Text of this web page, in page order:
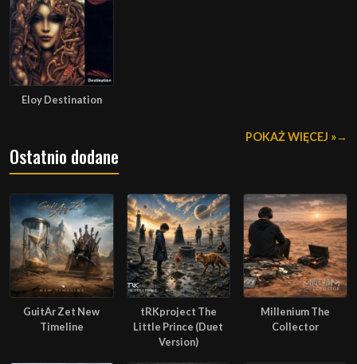
Eloy Destination
POKAŻ WIĘCEJ »
Ostatnio dodane
GuitAr Zet New
Timeline
tRKproject The
Little Prince (Duet
Version)
Millenium The
Collector